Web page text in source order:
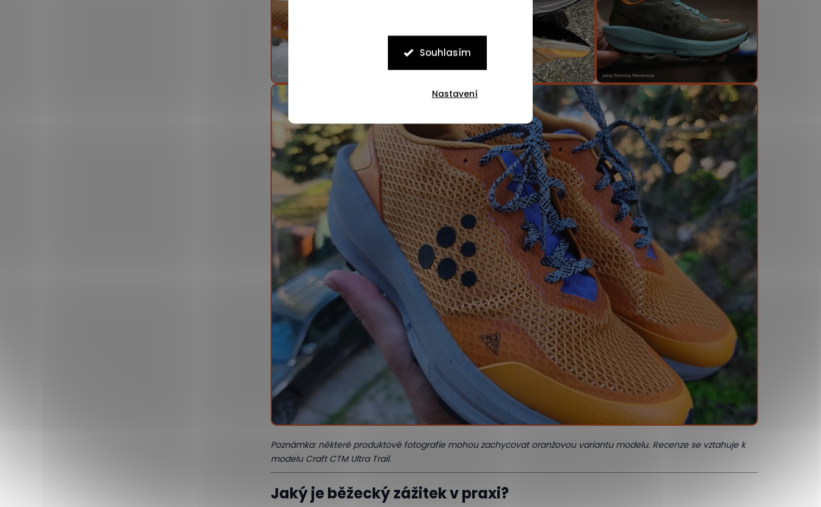
Souhlasím
Nastavení
Poznámka: některé produktové fotografie mohou zachycovat oranžovou variantu modelu. Recenze se vztahuje k
modelu Craft CTM Ultra Trail.
Jaký je běžecký zážitek v praxi?